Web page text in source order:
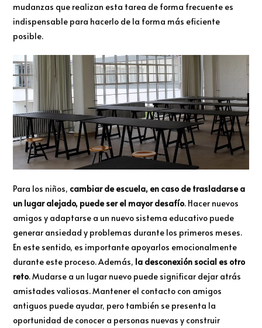
mudanzas que realizan esta tarea de forma frecuente es
indispensable para hacerlo de la forma más eficiente
posible.
Para los niños, cambiar de escuela, en caso de trasladarse a
un lugar alejado, puede ser el mayor desafío. Hacer nuevos
amigos y adaptarse a un nuevo sistema educativo puede
generar ansiedad y problemas durante los primeros meses.
En este sentido, es importante apoyarlos emocionalmente
durante este proceso. Además, la desconexión social es otro
reto. Mudarse a un lugar nuevo puede significar dejar atrás
amistades valiosas. Mantener el contacto con amigos
antiguos puede ayudar, pero también se presenta la
oportunidad de conocer a personas nuevas y construir